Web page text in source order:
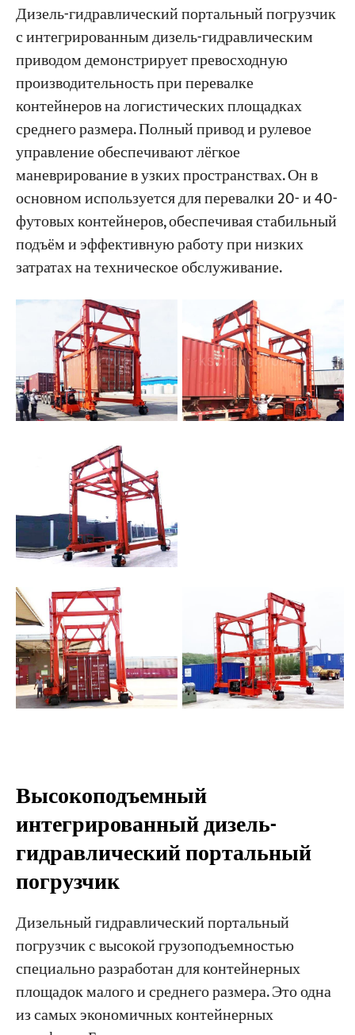
Дизель-гидравлический портальный погрузчик
с интегрированным дизель-гидравлическим
приводом демонстрирует превосходную
производительность при перевалке
контейнеров на логистических площадках
среднего размера. Полный привод и рулевое
управление обеспечивают лёгкое
маневрирование в узких пространствах. Он в
основном используется для перевалки 20- и 40-
футовых контейнеров, обеспечивая стабильный
подъём и эффективную работу при низких
затратах на техническое обслуживание.
Высокоподъемный
интегрированный дизель-
гидравлический портальный
погрузчик
Дизельный гидравлический портальный
погрузчик с высокой грузоподъемностью
специально разработан для контейнерных
площадок малого и среднего размера. Это одна
из самых экономичных контейнерных